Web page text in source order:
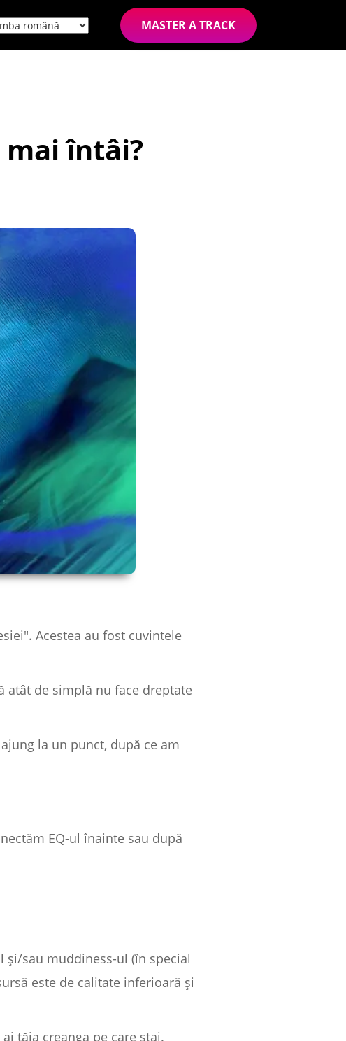
MASTER A TRACK
mai întâi?
Acestea au fost cuvintele
atât de simplă nu face dreptate
la un punct, după ce am
EQ-ul înainte sau după
și/sau muddiness-ul (în special
este de calitate inferioară și
tăia creanga pe care stai.